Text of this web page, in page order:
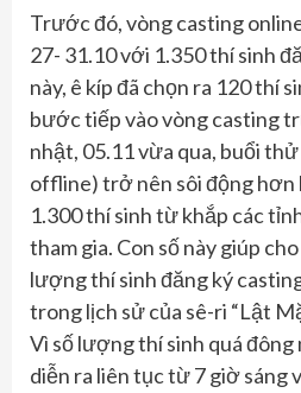
Trước đó, vòng casting
27- 31.10 với 1.350 thí sinh
này, ê kíp đã chọn ra 120 thí
bước tiếp vào vòng casting
nhật, 05.11 vừa qua, buổi
offline) trở nên sôi động hơn
1.300 thí sinh từ khắp các
tham gia. Con số này giúp
lượng thí sinh đăng ký
trong lịch sử của sê-ri “Lật
Vì số lượng thí sinh quá đông
diễn ra liên tục từ 7 giờ sáng